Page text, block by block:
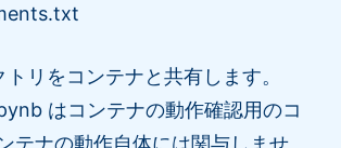
リをコンテナと共有します。
はコンテナの動作確認用のコ
テナの動作自体には関与しませ